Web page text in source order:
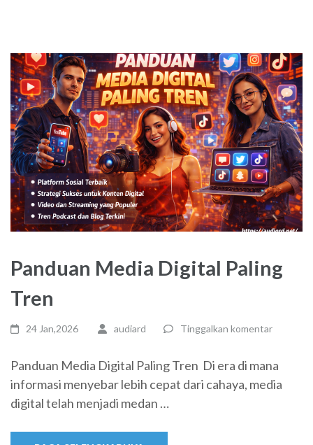
Panduan Media Digital Paling
Tren
24 Jan,2026 audiard Tinggalkan komentar
Panduan Media Digital Paling Tren Di era di mana
informasi menyebar lebih cepat dari cahaya, media
digital telah menjadi medan …